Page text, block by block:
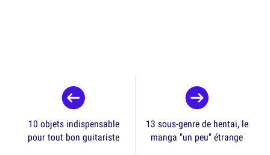
10 objets indispensable
pour tout bon guitariste
13 sous-genre de hentai, le
manga "un peu" étrange